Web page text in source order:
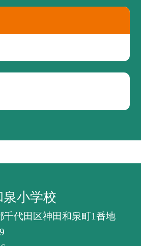
小学校
千代田区神田和泉町1番地